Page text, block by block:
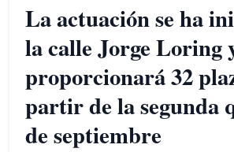
La actuación se ha
la calle Jorge Loring
proporcionará 32
partir de la segunda
de septiembre